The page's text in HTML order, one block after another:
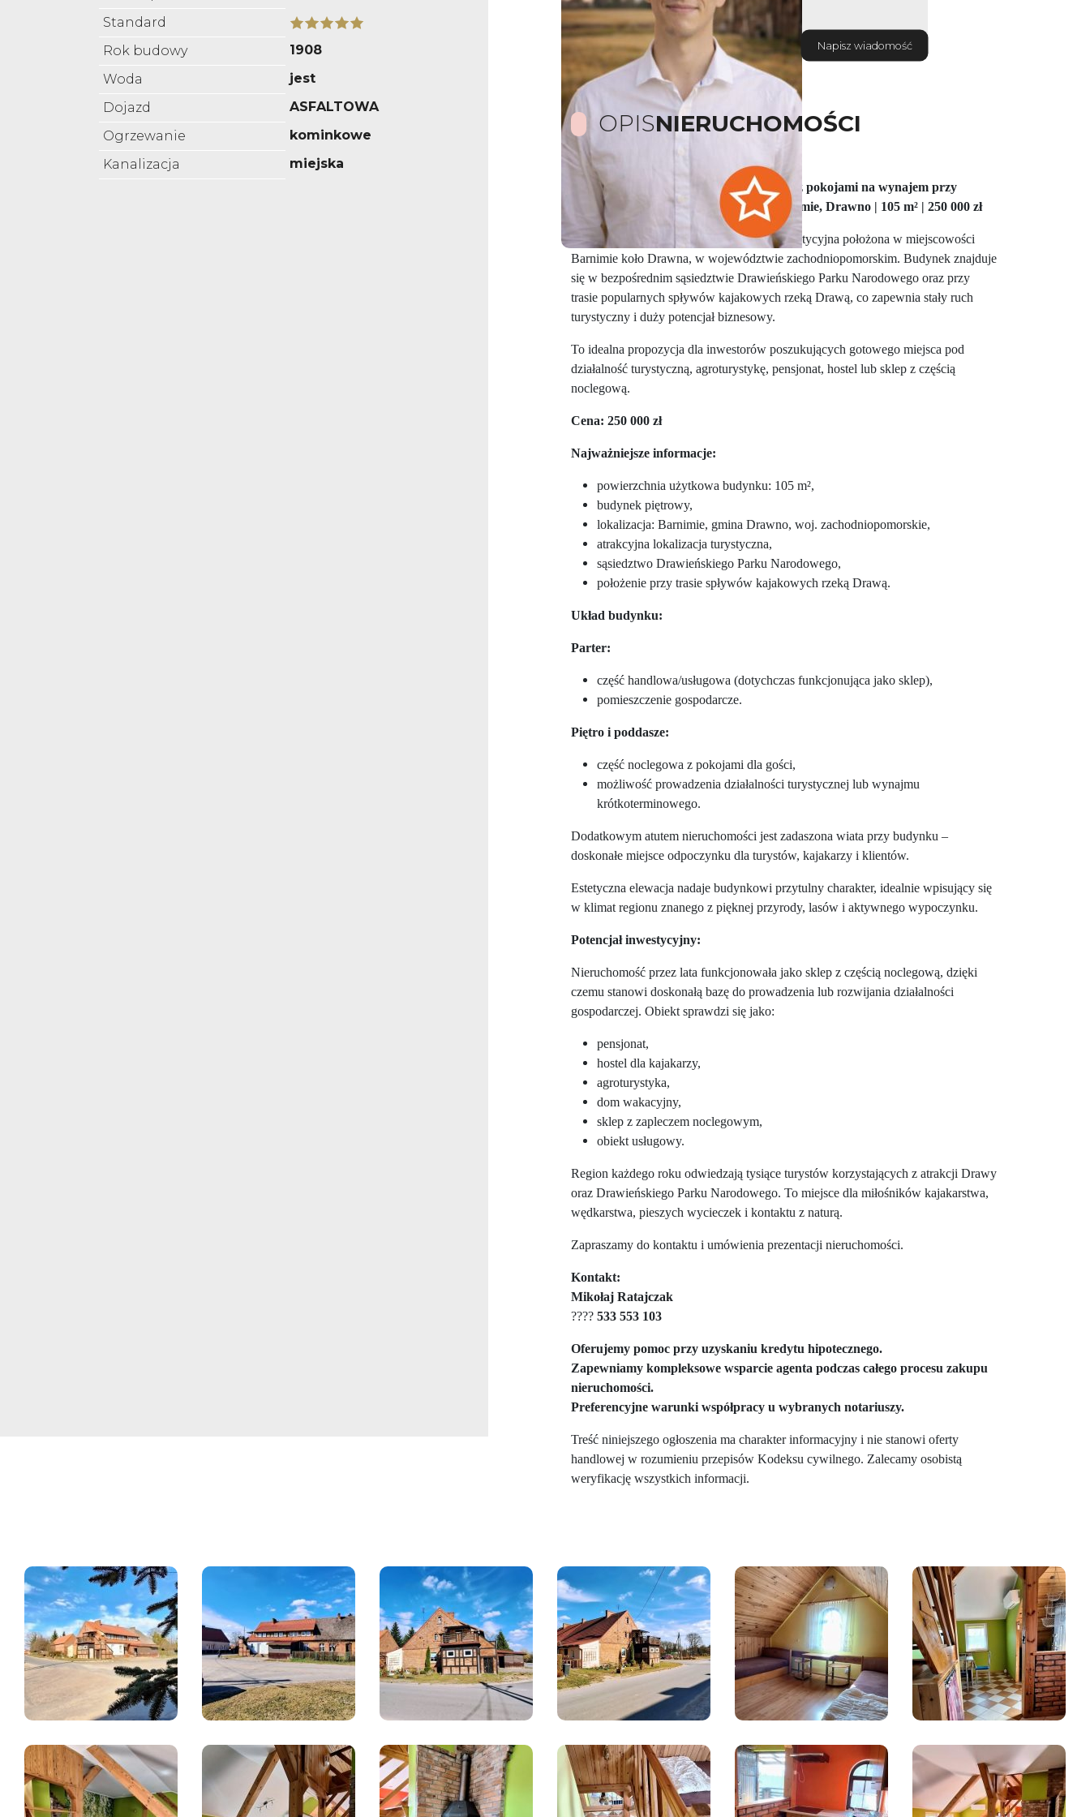
Standard
Rok budowy
1908
Woda
jest
Dojazd
ASFALTOWA
Ogrzewanie
kominkowe
Kanalizacja
miejska
Napisz wiadomość
OPISNIERUCHOMOŚCI
Wyłącznie u Nas! Budynek inwestycyjny z pokojami na wynajem przy
Drawieńskim Parku Narodowym – Barnimie, Drawno | 105 m² | 250 000 zł
Na sprzedaż wyjątkowa nieruchomość inwestycyjna położona w miejscowości
Barnimie koło Drawna, w województwie zachodniopomorskim. Budynek znajduje
się w bezpośrednim sąsiedztwie Drawieńskiego Parku Narodowego oraz przy
trasie popularnych spływów kajakowych rzeką Drawą, co zapewnia stały ruch
turystyczny i duży potencjał biznesowy.
To idealna propozycja dla inwestorów poszukujących gotowego miejsca pod
działalność turystyczną, agroturystykę, pensjonat, hostel lub sklep z częścią
noclegową.
Cena: 250 000 zł
Najważniejsze informacje:
powierzchnia użytkowa budynku: 105 m²,
budynek piętrowy,
lokalizacja: Barnimie, gmina Drawno, woj. zachodniopomorskie,
atrakcyjna lokalizacja turystyczna,
sąsiedztwo Drawieńskiego Parku Narodowego,
położenie przy trasie spływów kajakowych rzeką Drawą.
Układ budynku:
Parter:
część handlowa/usługowa (dotychczas funkcjonująca jako sklep),
pomieszczenie gospodarcze.
Piętro i poddasze:
część noclegowa z pokojami dla gości,
możliwość prowadzenia działalności turystycznej lub wynajmu
krótkoterminowego.
Dodatkowym atutem nieruchomości jest zadaszona wiata przy budynku –
doskonałe miejsce odpoczynku dla turystów, kajakarzy i klientów.
Estetyczna elewacja nadaje budynkowi przytulny charakter, idealnie wpisujący się
w klimat regionu znanego z pięknej przyrody, lasów i aktywnego wypoczynku.
Potencjał inwestycyjny:
Nieruchomość przez lata funkcjonowała jako sklep z częścią noclegową, dzięki
czemu stanowi doskonałą bazę do prowadzenia lub rozwijania działalności
gospodarczej. Obiekt sprawdzi się jako:
pensjonat,
hostel dla kajakarzy,
agroturystyka,
dom wakacyjny,
sklep z zapleczem noclegowym,
obiekt usługowy.
Region każdego roku odwiedzają tysiące turystów korzystających z atrakcji Drawy
oraz Drawieńskiego Parku Narodowego. To miejsce dla miłośników kajakarstwa,
wędkarstwa, pieszych wycieczek i kontaktu z naturą.
Zapraszamy do kontaktu i umówienia prezentacji nieruchomości.
Kontakt:
Mikołaj Ratajczak
???? 533 553 103
Oferujemy pomoc przy uzyskaniu kredytu hipotecznego.
Zapewniamy kompleksowe wsparcie agenta podczas całego procesu zakupu
nieruchomości.
Preferencyjne warunki współpracy u wybranych notariuszy.
Treść niniejszego ogłoszenia ma charakter informacyjny i nie stanowi oferty
handlowej w rozumieniu przepisów Kodeksu cywilnego. Zalecamy osobistą
weryfikację wszystkich informacji.